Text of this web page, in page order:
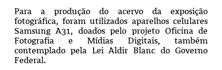
Para a produção do acervo da exposição
fotográfica, foram utilizados aparelhos celulares
Samsung A31, doados pelo projeto Oficina de
Fotografia e Mídias Digitais, também
contemplado pela Lei Aldir Blanc do Governo
Federal.